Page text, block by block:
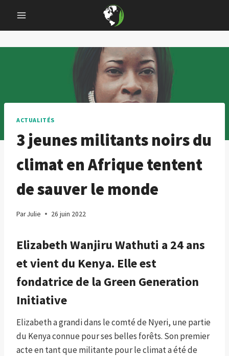
content
ACTUALITÉS
3 jeunes militants noirs du
climat en Afrique tentent
de sauver le monde
ParJulie 26 juin 2022
Elizabeth Wanjiru Wathuti a 24 ans
et vient du Kenya. Elle est
fondatrice de la Green Generation
Initiative
Elizabeth a grandi dans le comté de Nyeri, une partie
du Kenya connue pour ses belles forêts. Son premier
acte en tant que militante pour le climat a été de